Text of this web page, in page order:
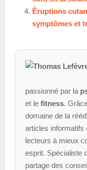
Éruptions
symptômes et
passionné par la
et le fitness.
domaine de la
articles informatifs
lecteurs à mieux
esprit. Spécialiste
partage des